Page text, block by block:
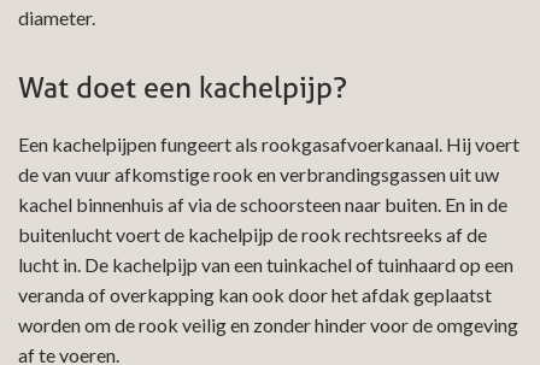
diameter.
Wat doet een kachelpijp?
Een kachelpijpen fungeert als rookgasafvoerkanaal. Hij voert
de van vuur afkomstige rook en verbrandingsgassen uit uw
kachel binnenhuis af via de schoorsteen naar buiten. En in de
buitenlucht voert de kachelpijp de rook rechtsreeks af de
lucht in. De kachelpijp van een tuinkachel of tuinhaard op een
veranda of overkapping kan ook door het afdak geplaatst
worden om de rook veilig en zonder hinder voor de omgeving
af te voeren.